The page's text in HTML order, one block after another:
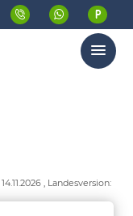
Menü
14.11.2026 , Landesversion: